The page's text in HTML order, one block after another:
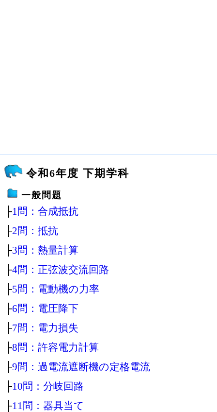
令和6年度 下期学科
一般問題
├1問：合成抵抗
├2問：抵抗
├3問：熱量計算
├4問：正弦波交流回路
├5問：電動機の力率
├6問：電圧降下
├7問：電力損失
├8問：許容電力計算
├9問：過電流遮断機の定格電流
├10問：分岐回路
├11問：器具当て